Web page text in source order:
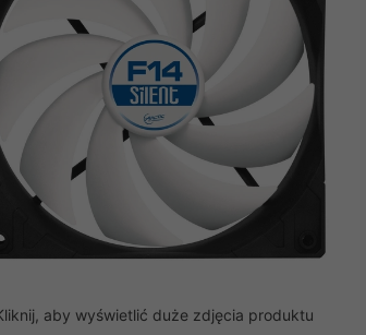
aby wyświetlić duże zdjęcia produktu